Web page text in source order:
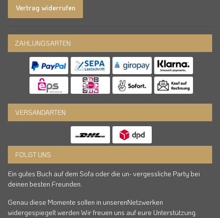
Vertrag widerrufen
ZAHLUNGSARTEN
VERSANDARTEN
FOLGT UNS
Ein gutes Buch auf dem Sofa oder die un- vergessliche Party bei
deinen besten Freunden.
Genau diese Momente sollen in unserenNetzwerken
widergespiegelt werden Wir freuen uns auf eure Unterstützung.